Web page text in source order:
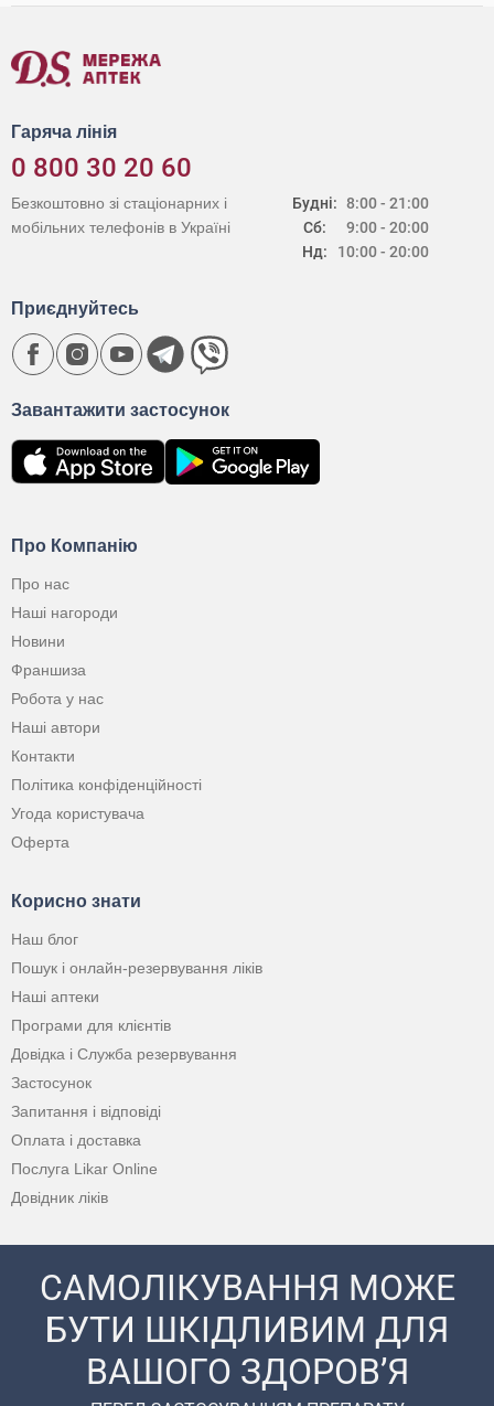
Гаряча лінія
0 800 30 20 60
Будні:
Сб:
Нд:
8:00 - 21:00
9:00 - 20:00
10:00 - 20:00
Безкоштовно зі стаціонарних і
мобільних телефонів в Україні
Про Компанію
Про нас
Наші нагороди
Новини
Франшиза
Робота у нас
Наші автори
Контакти
Політика конфіденційності
Угода користувача
Оферта
Корисно знати
Наш блог
Пошук і онлайн-резервування ліків
Наші аптеки
Програми для клієнтів
Довідка і Служба резервування
Застосунок
Запитання і відповіді
Оплата і доставка
Послуга Likar Online
Довідник ліків
Завантажити застосунок
Приєднуйтесь
САМОЛІКУВАННЯ МОЖЕ
БУТИ ШКІДЛИВИМ ДЛЯ
ВАШОГО ЗДОРОВ’Я